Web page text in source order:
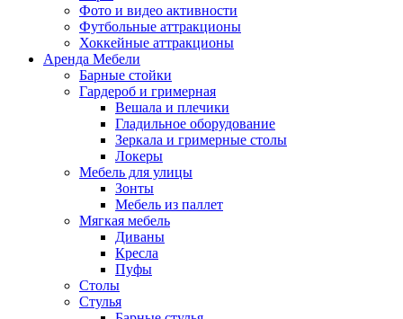
Фото и видео активности
Футбольные аттракционы
Хоккейные аттракционы
Аренда Мебели
Барные стойки
Гардероб и гримерная
Вешала и плечики
Гладильное оборудование
Зеркала и гримерные столы
Локеры
Мебель для улицы
Зонты
Мебель из паллет
Мягкая мебель
Диваны
Кресла
Пуфы
Столы
Стулья